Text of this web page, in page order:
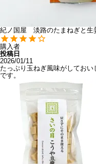
紀ノ国屋 淡路のたまねぎと生
購入者
投稿日
2026/01/11
たっぷり玉ねぎ風味がしてお
です。